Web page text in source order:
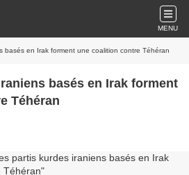
MENU
basés en Irak forment une coalition contre Téhéran
basés en Irak forment
Téhéran